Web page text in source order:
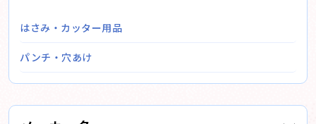
はさみ・カッター用品
パンチ・穴あけ